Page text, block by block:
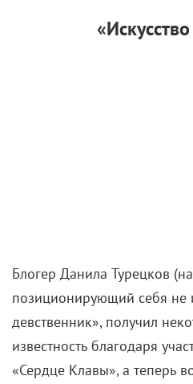
Блогер Данила Турецков
позиционирующий себя не
девственник», получил
известность благодаря
«Сердце Клавы», а теперь